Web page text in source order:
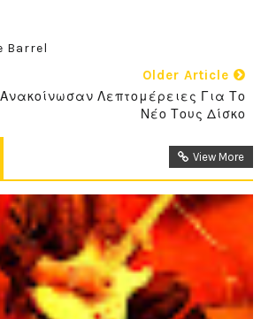
Barrel
Older Article
Λεπτομέρειες Για Το
Νέο Τους Δίσκο
View More